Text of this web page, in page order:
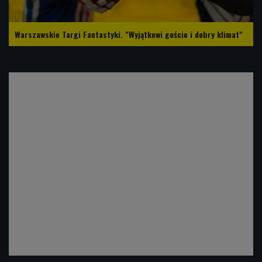
Warszawskie Targi Fantastyki. "Wyjątkowi goście i dobry klimat"